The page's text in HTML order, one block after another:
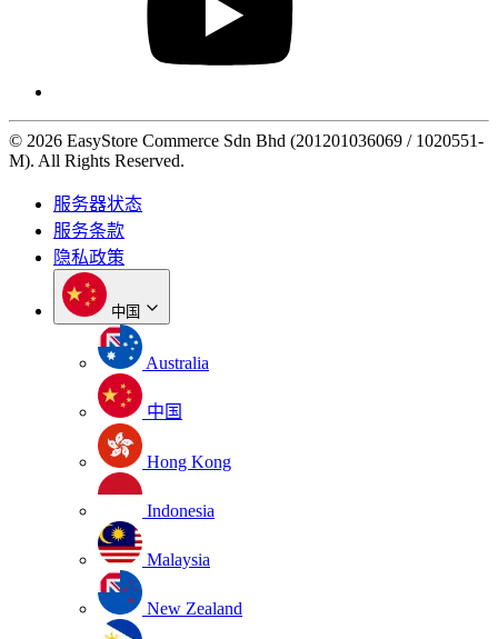
© 2026 EasyStore Commerce Sdn Bhd (201201036069 / 1020551-
M). All Rights Reserved.
服务器状态
服务条款
隐私政策
中国
Australia
中国
Hong Kong
Indonesia
Malaysia
New Zealand